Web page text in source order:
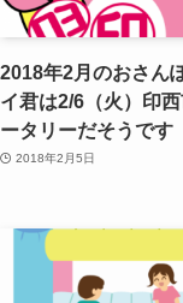
2018年2月のおさん
イ君は2/6（火）印
ータリーだそうです
2018年2月5日